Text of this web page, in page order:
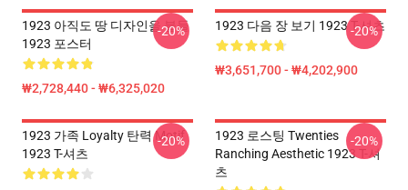
1923 아직도 땅 디자인을 붙들
1923 포스터
₩2,728,440 - ₩6,325,020
-20% 1923 다음 장 보기 1923 T-셔츠
₩3,651,700 - ₩4,202,900
-20%
1923 가족 Loyalty 탄력 Motif
1923 T-셔츠
-20%
1923 로스팅 Twenties
Ranching Aesthetic 1923 T-셔
츠
-20%